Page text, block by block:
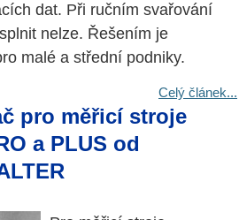
dat. Při ručním svařování
nelze. Řešením je
malé a střední podniky.
Celý článek...
pro měřicí stroje
a PLUS od